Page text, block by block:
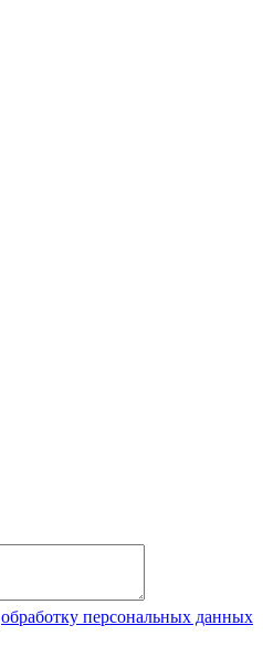
обработку персональных данных